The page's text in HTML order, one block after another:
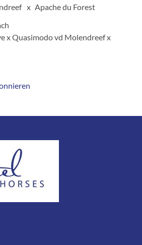
Apache du Forest
x Quasimodo vd Molendreef x